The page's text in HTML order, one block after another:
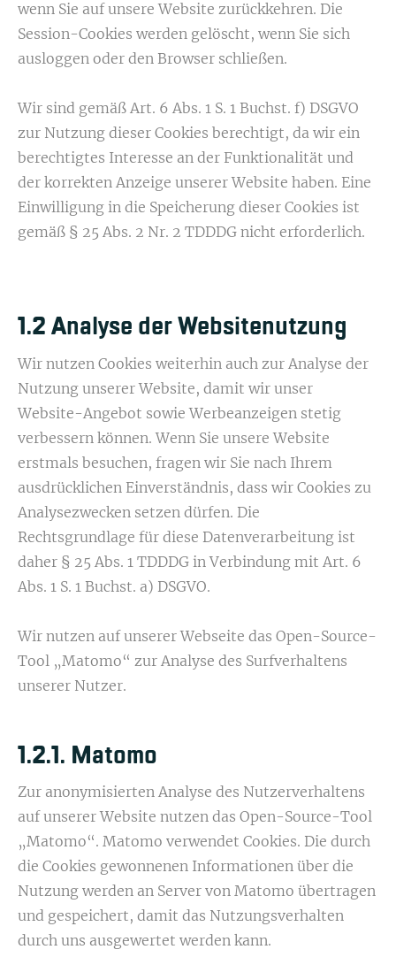
wenn Sie auf unsere Website zurückkehren. Die
Session-Cookies werden gelöscht, wenn Sie sich
ausloggen oder den Browser schließen.
Wir sind gemäß Art. 6 Abs. 1 S. 1 Buchst. f) DSGVO
zur Nutzung dieser Cookies berechtigt, da wir ein
berechtigtes Interesse an der Funktionalität und
der korrekten Anzeige unserer Website haben. Eine
Einwilligung in die Speicherung dieser Cookies ist
gemäß § 25 Abs. 2 Nr. 2 TDDDG nicht erforderlich.
1.2 Analyse der Websitenutzung
Wir nutzen Cookies weiterhin auch zur Analyse der
Nutzung unserer Website, damit wir unser
Website-Angebot sowie Werbeanzeigen stetig
verbessern können. Wenn Sie unsere Website
erstmals besuchen, fragen wir Sie nach Ihrem
ausdrücklichen Einverständnis, dass wir Cookies zu
Analysezwecken setzen dürfen. Die
Rechtsgrundlage für diese Datenverarbeitung ist
daher § 25 Abs. 1 TDDDG in Verbindung mit Art. 6
Abs. 1 S. 1 Buchst. a) DSGVO.
Wir nutzen auf unserer Webseite das Open-Source-
Tool „Matomo“ zur Analyse des Surfverhaltens
unserer Nutzer.
1.2.1. Matomo
Zur anonymisierten Analyse des Nutzerverhaltens
auf unserer Website nutzen das Open-Source-Tool
„Matomo“. Matomo verwendet Cookies. Die durch
die Cookies gewonnenen Informationen über die
Nutzung werden an Server von Matomo übertragen
und gespeichert, damit das Nutzungsverhalten
durch uns ausgewertet werden kann.